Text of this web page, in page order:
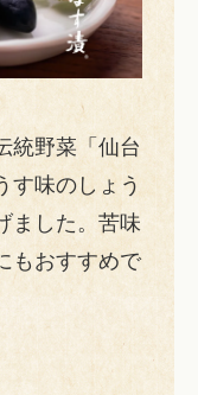
統野菜「仙台
す味のしょう
ました。苦味
もおすすめで